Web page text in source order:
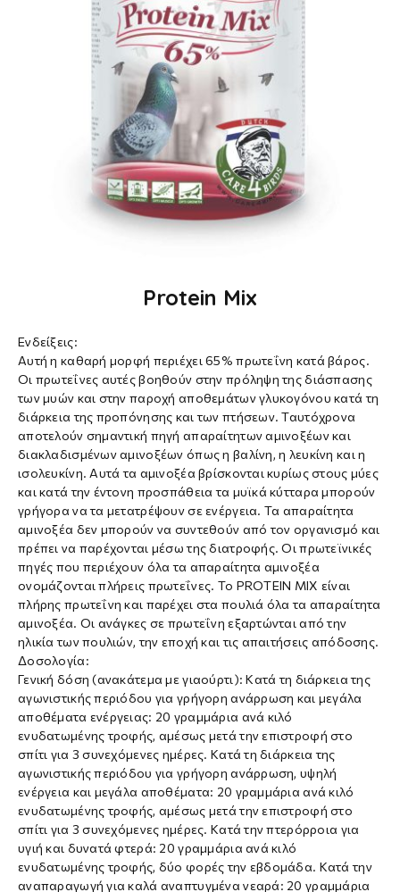
Protein Mix
Ενδείξεις:
Αυτή η καθαρή μορφή περιέχει 65% πρωτεΐνη κατά βάρος.
Οι πρωτεΐνες αυτές βοηθούν στην πρόληψη της διάσπασης
των μυών και στην παροχή αποθεμάτων γλυκογόνου κατά τη
διάρκεια της προπόνησης και των πτήσεων. Ταυτόχρονα
αποτελούν σημαντική πηγή απαραίτητων αμινοξέων και
διακλαδισμένων αμινοξέων όπως η βαλίνη, η λευκίνη και η
ισολευκίνη. Αυτά τα αμινοξέα βρίσκονται κυρίως στους μύες
και κατά την έντονη προσπάθεια τα μυϊκά κύτταρα μπορούν
γρήγορα να τα μετατρέψουν σε ενέργεια. Τα απαραίτητα
αμινοξέα δεν μπορούν να συντεθούν από τον οργανισμό και
πρέπει να παρέχονται μέσω της διατροφής. Οι πρωτεϊνικές
πηγές που περιέχουν όλα τα απαραίτητα αμινοξέα
ονομάζονται πλήρεις πρωτεΐνες. Το PROTEIN MIX είναι
πλήρης πρωτεΐνη και παρέχει στα πουλιά όλα τα απαραίτητα
αμινοξέα. Οι ανάγκες σε πρωτεΐνη εξαρτώνται από την
ηλικία των πουλιών, την εποχή και τις απαιτήσεις απόδοσης.
Δοσολογία:
Γενική δόση (ανακάτεμα με γιαούρτι): Κατά τη διάρκεια της
αγωνιστικής περιόδου για γρήγορη ανάρρωση και μεγάλα
αποθέματα ενέργειας: 20 γραμμάρια ανά κιλό
ενυδατωμένης τροφής, αμέσως μετά την επιστροφή στο
σπίτι για 3 συνεχόμενες ημέρες. Κατά τη διάρκεια της
αγωνιστικής περιόδου για γρήγορη ανάρρωση, υψηλή
ενέργεια και μεγάλα αποθέματα: 20 γραμμάρια ανά κιλό
ενυδατωμένης τροφής, αμέσως μετά την επιστροφή στο
σπίτι για 3 συνεχόμενες ημέρες. Κατά την πτερόρροια για
υγιή και δυνατά φτερά: 20 γραμμάρια ανά κιλό
ενυδατωμένης τροφής, δύο φορές την εβδομάδα. Κατά την
αναπαραγωγή για καλά αναπτυγμένα νεαρά: 20 γραμμάρια